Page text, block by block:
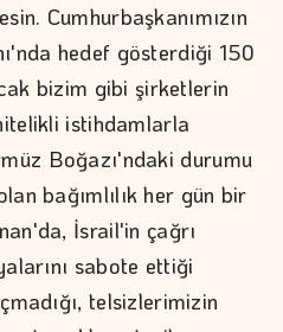
Cumhurbaşkanımızın
hedef gösterdiği 150
bizim gibi şirketlerin
istihdamlarla
Boğazı'ndaki durumu
bağımlılık her gün bir
İsrail'in çağrı
sabote ettiği
telsizlerimizin